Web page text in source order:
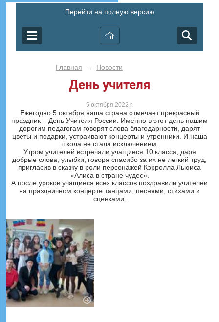
Перейти на полную версию
Главная → Новости
День учителя
5 октября 2022 г.
Ежегодно 5 октября наша страна отмечает прекрасный
праздник – День Учителя России. Именно в этот день нашим
дорогим педагогам говорят слова благодарности, дарят
цветы и подарки, устраивают концерты и утренники. И наша
школа не стала исключением.
Утром учителей встречали учащиеся 10 класса, даря
добрые слова, улыбки, говоря спасибо за их не легкий труд,
пригласив в сказку в роли персонажей Кэрролла Льюиса
«Алиса в стране чудес».
А после уроков учащиеся всех классов поздравили учителей
на праздничном концерте танцами, песнями, стихами и
сценками.